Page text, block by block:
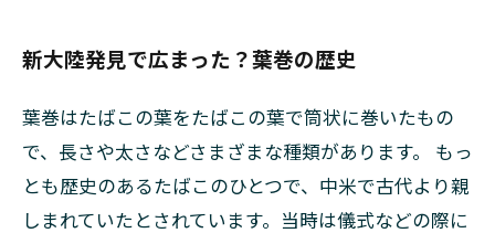
に必
ル
2.2
風味
や口
新大陸発見で広まった？葉巻の歴史
葉巻はたばこの葉をたばこの葉で筒状に巻いたもの
で、長さや太さなどさまざまな種類があります。 もっ
とも歴史のあるたばこのひとつで、中米で古代より親
しまれていたとされています。当時は儀式などの際に